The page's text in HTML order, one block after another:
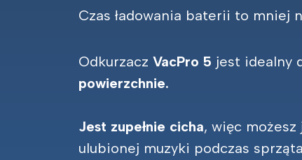
Czas ładowania baterii to mniej
Odkurzacz VacPro 5 jest idealny
powierzchnie.
Jest zupełnie cicha, więc możesz
ulubionej muzyki podczas